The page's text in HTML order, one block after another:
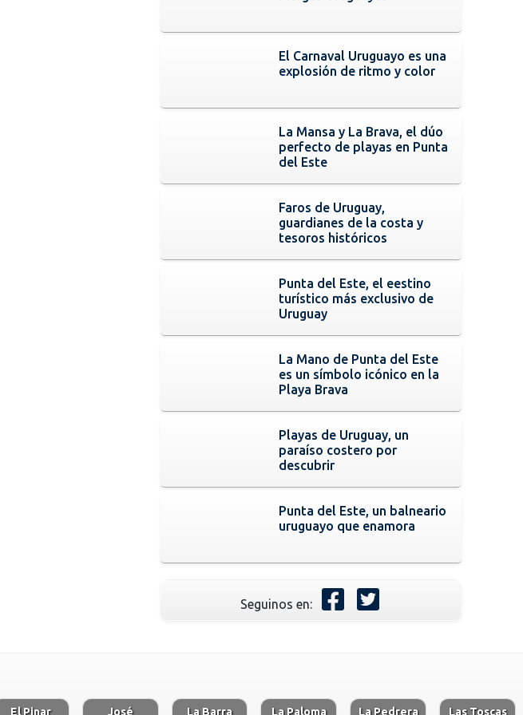
El Carnaval Uruguayo es una
explosión de ritmo y color
La Mansa y La Brava, el dúo
perfecto de playas en Punta
del Este
Faros de Uruguay,
guardianes de la costa y
tesoros históricos
Punta del Este, el eestino
turístico más exclusivo de
Uruguay
La Mano de Punta del Este
es un símbolo icónico en la
Playa Brava
Playas de Uruguay, un
paraíso costero por
descubrir
Punta del Este, un balneario
uruguayo que enamora
Seguinos en:
El Pinar José La Barra La Paloma La Pedrera Las Toscas